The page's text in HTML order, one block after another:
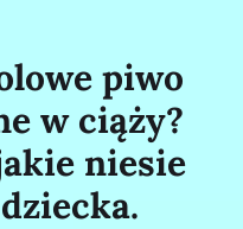
piwo
w ciąży?
niesie